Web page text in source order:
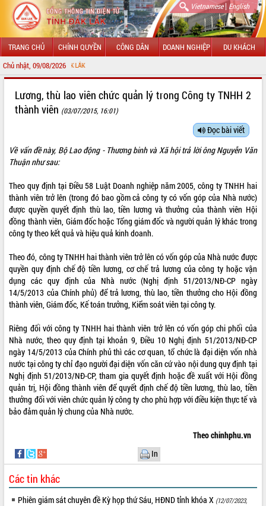
Vietnamese| English
TRANG CHỦ CHÍNH QUYỀN CÔNG DÂN DOANH NGHIỆP DU KHÁCH
Chủ nhật, 09/08/2026
LÃNH ĐẠO UBND TỈNH
SỞ, BAN, NGÀNH
UBND CÁC XÃ, PHƯỜNG
THÔNG TIN CHỈ ĐẠO ĐIỀU HÀNH
HỆ THỐNG VĂN BẢN
VĂN BẢN HĐND TỈNH
ĐIỂM TIN VĂN BẢN
QUY HOẠCH - KẾ HOẠCH
QUẢNG CÁO
Lương, thù lao viên chức quản lý trong Công ty TNHH 2
thành viên (03/07/2015, 16:01)
Đọc bài viết
Về vấn đề này, Bộ Lao động - Thương binh và Xã hội trả lời ông Nguyễn Văn
Thuận như sau:
Theo quy định tại Điều 58 Luật Doanh nghiệp năm 2005, công ty TNHH hai
thành viên trở lên (trong đó bao gồm cả công ty có vốn góp của Nhà nước)
được quyền quyết định thù lao, tiền lương và thưởng của thành viên Hội
đồng thành viên, Giám đốc hoặc Tổng giám đốc và người quản lý khác trong
công ty theo kết quả và hiệu quả kinh doanh.
Theo đó, công ty TNHH hai thành viên trở lên có vốn góp của Nhà nước được
quyền quy định chế độ tiền lương, cơ chế trả lương của công ty hoặc vận
dụng các quy định của Nhà nước (Nghị định 51/2013/NĐ-CP ngày
14/5/2013 của Chính phủ) để trả lương, thù lao, tiền thưởng cho Hội đồng
thành viên, Giám đốc, Kế toán trưởng, Kiểm soát viên tại công ty.
Riêng đối với công ty TNHH hai thành viên trở lên có vốn góp chi phối của
Nhà nước, theo quy định tại khoản 9, Điều 10 Nghị định 51/2013/NĐ-CP
ngày 14/5/2013 của Chính phủ thì các cơ quan, tổ chức là đại diện vốn nhà
nước tại công ty chỉ đạo người đại diện vốn căn cứ vào nội dung quy định tại
Nghị định 51/2013/NĐ-CP, tham gia quyết định hoặc đề xuất với Hội đồng
quản trị, Hội đồng thành viên để quyết định chế độ tiền lương, thù lao, tiền
thưởng đối với viên chức quản lý công ty cho phù hợp với điều kiện thực tế và
bảo đảm quản lý chung của Nhà nước.
Theo chinhphu.vn
In
Các tin khác
Phiên giám sát chuyên đề Kỳ họp thứ Sáu, HĐND tỉnh khóa X (12/07/2023,